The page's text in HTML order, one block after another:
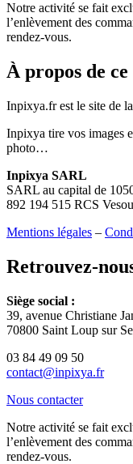
Notre activité se fait
l’enlèvement des
rendez-vous.
À propos de ce
Inpixya.fr est le site de
Inpixya tire vos images
photo…
Inpixya SARL
SARL au capital de
892 194 515 RCS
Mentions légales –
Retrouvez-
Siège social :
39, avenue Christiane
70800 Saint Loup sur
03 84 49 09 50
contact@inpixya.fr
Nous contacter
Notre activité se fait
l’enlèvement des
rendez-vous.